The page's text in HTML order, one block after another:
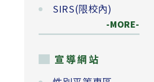
SIRS(限校內)
-MORE-
宣導網站